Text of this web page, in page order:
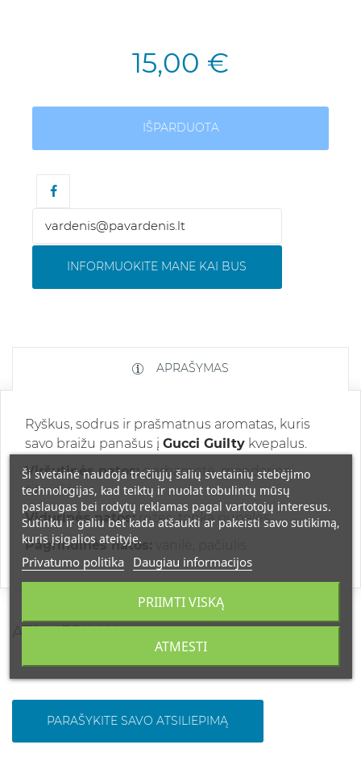
15,00 €
IŠPARDUOTA
INFORMUOKITE MANE KAI BUS
APRAŠYMAS
Ryškus, sodrus ir prašmatnus aromatas, kuris
savo braižu panašus į Gucci Guilty kvepalus.
Viršutinės natos:gerbamotė, mandarinai,
žibuoklė
Vidurinės natos:rožės, tonka pupelės
Pagrindinės natos:
ATSILIEPIMAI
PARAŠYKITE SAVO ATSILIEPIMĄ
Ši svetainė naudoja trečiųjų šalių svetainių stebėjimo
technologijas, kad teiktų ir nuolat tobulintų mūsų
paslaugas bei rodytų reklamas pagal vartotojų interesus.
Sutinku ir galiu bet kada atšaukti ar pakeisti savo sutikimą,
kuris įsigalios ateityje.
Privatumo politika Daugiau informacijos
ATMESTI
PRIIMTI VISKĄ